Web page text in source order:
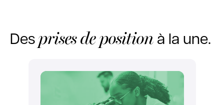
Desprises de positionà la une.